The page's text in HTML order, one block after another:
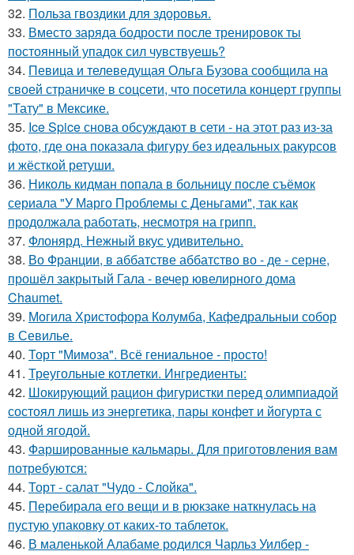
32. Польза гвоздики для здоровья.
33. Вместо заряда бодрости после тренировок ты
постоянный упадок сил чувствуешь?
34. Певица и телеведущая Ольга Бузова сообщила на
своей страничке в соцсети, что посетила концерт группы
"Тату" в Мексике.
35. Ice Spice снова обсуждают в сети - на этот раз из-за
фото, где она показала фигуру без идеальных ракурсов
и жёсткой ретуши.
36. Николь кидман попала в больницу после съёмок
сериала "У Марго Проблемы с Деньгами", так как
продолжала работать, несмотря на грипп.
37. Флонярд. Нежный вкус удивительно.
38. Во Франции, в аббатстве аббатство во - де - серне,
прошёл закрытый Гала - вечер ювелирного дома
Chaumet.
39. Могила Христофора Колумба, Кафедральныи собор
в Севилье.
40. Торт "Мимоза". Всё гениальное - просто!
41. Треугольные котлетки. Ингредиенты:
42. Шокирующий рацион фигуристки перед олимпиадой
состоял лишь из энергетика, пары конфет и йогурта с
одной ягодой.
43. Фаршированные кальмары. Для приготовления вам
потребуются:
44. Торт - салат "Чудо - Слойка".
45. Перебирала его вещи и в рюкзаке наткнулась на
пустую упаковку от каких-то таблеток.
46. В маленькой Алабаме родился Чарльз Уилбер -